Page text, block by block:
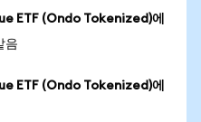
ETF (Ondo Tokenized)에
음
ETF (Ondo Tokenized)에